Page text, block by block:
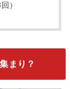
）
まり？